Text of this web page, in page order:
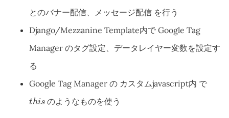
とのバナー配信、メッセージ配信 を行う
Django/Mezzanine Template内で Google Tag
Manager のタグ設定、データレイヤー変数を設定す
る
Google Tag Manager の カスタムjavascript内 で
this
this のようなものを使う